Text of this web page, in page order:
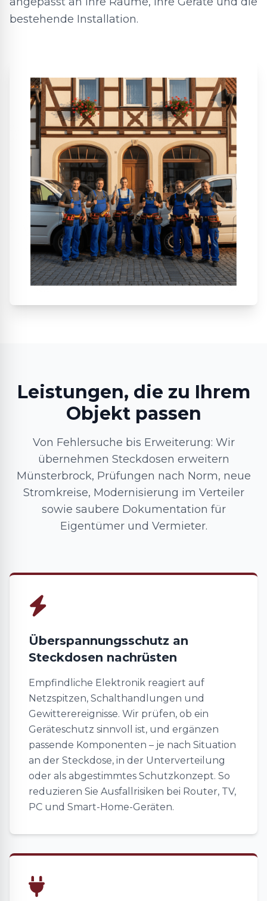
bestehende Installation.
Leistungen, die zu Ihrem
Objekt passen
Von Fehlersuche bis Erweiterung: Wir
übernehmen Steckdosen erweitern
Münsterbrock, Prüfungen nach Norm, neue
Stromkreise, Modernisierung im Verteiler
sowie saubere Dokumentation für
Eigentümer und Vermieter.
Überspannungsschutz an
Steckdosen nachrüsten
Empfindliche Elektronik reagiert auf
Netzspitzen, Schalthandlungen und
Gewitterereignisse. Wir prüfen, ob ein
Geräteschutz sinnvoll ist, und ergänzen
passende Komponenten – je nach Situation
an der Steckdose, in der Unterverteilung
oder als abgestimmtes Schutzkonzept. So
reduzieren Sie Ausfallrisiken bei Router, TV,
PC und Smart-Home-Geräten.